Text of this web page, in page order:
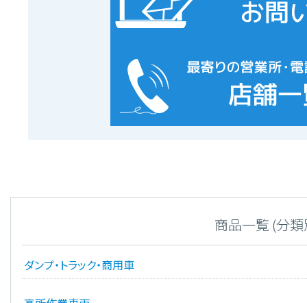
商品一覧 (分
ダンプ・トラック・商用車